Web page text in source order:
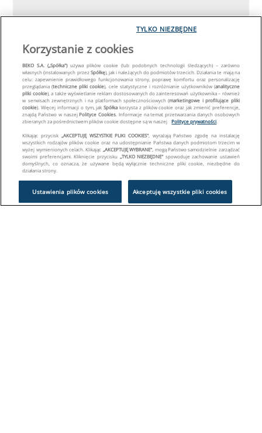
Korzystanie z cookies
BEKO S.A. („Spółka")używa plików cookie (lub podobnych technologii śledzących) – zarówno
własnych (instalowanych przezSpółkę), jak i należących do podmiotów trzecich. Działania te mają na
celu: zapewnienie prawidłowego funkcjonowania strony, poprawę komfortu oraz personalizację
przeglądania (techniczne pliki cookie), cele statystyczne i rozróżnianie użytkowników (analityczne
pliki cookie), a także wyświetlanie reklam dostosowanych do zainteresowań użytkownika – również
w serwisach zewnętrznych i na platformach społecznościowych (marketingowe i profilujące pliki
cookie). Więcej informacji o tym, jakSpółka korzysta z plików cookie oraz jak zmienić preferencje,
znajdą Państwo w naszejPolityce Cookies . Informacje na temat przetwarzania danych osobowych
zbieranych za pośrednictwem plików cookie dostępne są w naszej
Polityce prywatności
Klikając przycisk „AKCEPTUJĘ WSZYSTKIE PLIKI COOKIES" , wyrażają Państwo zgodę na instalację
wszystkich rodzajów plików cookie oraz na udostępnianie Państwa danych podmiotom trzecim w
wyżej wymienionych celach. Klikając „AKCEPTUJĘ WYBRANE" , mogą Państwo samodzielnie zarządzać
swoimi preferencjami. Kliknięcie przycisku „TYLKO NIEZBĘDNE" spowoduje zachowanie ustawień
domyślnych, co oznacza, że używane będą wyłącznie techniczne pliki cookie, niezbędne do
działania strony.
Ustawienia plików cookies Akceptuję wszystkie pliki cookies
TYLKO NIEZBĘDNE